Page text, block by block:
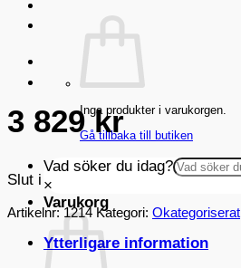
Inga produkter i varukorgen.
Gå tillbaka till butiken
Vad söker du idag?
×
Varukorg
3 829kr
Slut i lager
Artikelnr:1214 Kategori: Okategoriserat
Ytterligare information